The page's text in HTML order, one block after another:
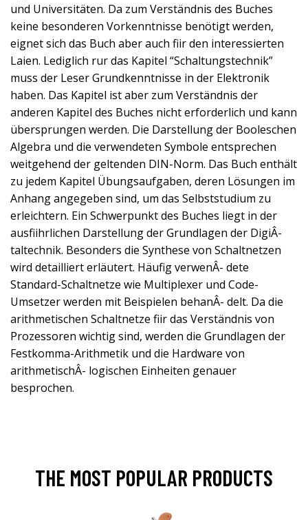
und Universitäten. Da zum Verständnis des Buches
keine besonderen Vorkenntnisse benötigt werden,
eignet sich das Buch aber auch fiir den interessierten
Laien. Lediglich rur das Kapitel “Schaltungstechnik”
muss der Leser Grundkenntnisse in der Elektronik
haben. Das Kapitel ist aber zum Verständnis der
anderen Kapitel des Buches nicht erforderlich und kann
übersprungen werden. Die Darstellung der Booleschen
Algebra und die verwendeten Symbole entsprechen
weitgehend der geltenden DIN-Norm. Das Buch enthält
zu jedem Kapitel Übungsaufgaben, deren Lösungen im
Anhang angegeben sind, um das Selbststudium zu
erleichtern. Ein Schwerpunkt des Buches liegt in der
ausfiihrlichen Darstellung der Grundlagen der DigiÂ-
taltechnik. Besonders die Synthese von Schaltnetzen
wird detailliert erläutert. Häufig verwenÂ- dete
Standard-Schaltnetze wie Multiplexer und Code-
Umsetzer werden mit Beispielen behanÂ- delt. Da die
arithmetischen Schaltnetze fiir das Verständnis von
Prozessoren wichtig sind, werden die Grundlagen der
Festkomma-Arithmetik und die Hardware von
arithmetischÂ- logischen Einheiten genauer
besprochen.
THE MOST POPULAR PRODUCTS